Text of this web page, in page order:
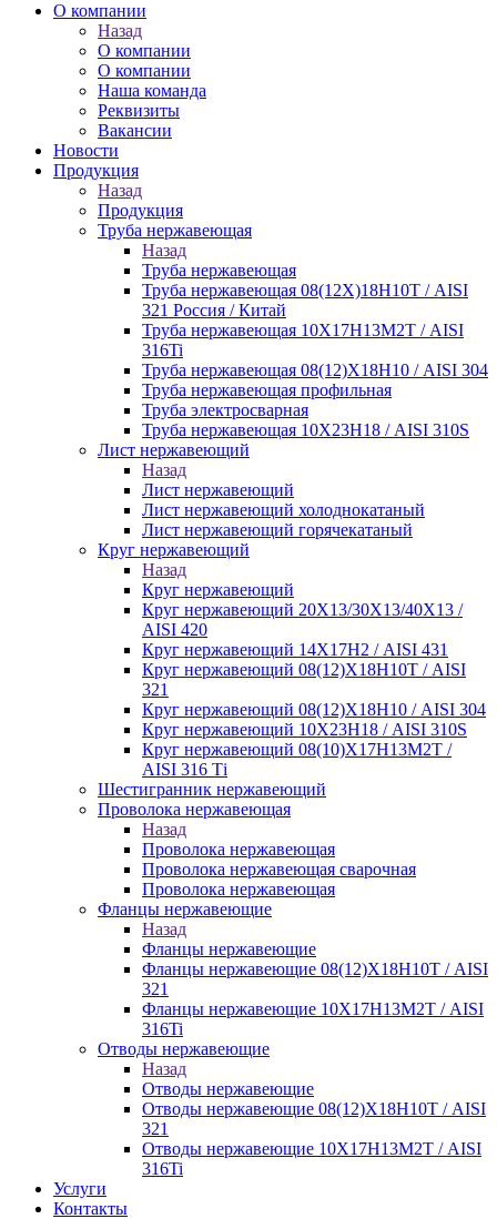
О компании
Назад
О компании
О компании
Наша команда
Реквизиты
Вакансии
Новости
Продукция
Назад
Продукция
Труба нержавеющая
Назад
Труба нержавеющая
Труба нержавеющая 08(12Х)18Н10Т / AISI
321 Россия / Китай
Труба нержавеющая 10Х17Н13М2Т / AISI
316Ti
Труба нержавеющая 08(12)Х18Н10 / AISI 304
Труба нержавеющая профильная
Труба электросварная
Труба нержавеющая 10Х23Н18 / AISI 310S
Лист нержавеющий
Назад
Лист нержавеющий
Лист нержавеющий холоднокатаный
Лист нержавеющий горячекатаный
Круг нержавеющий
Назад
Круг нержавеющий
Круг нержавеющий 20Х13/30Х13/40Х13 /
AISI 420
Круг нержавеющий 14Х17Н2 / AISI 431
Круг нержавеющий 08(12)Х18Н10Т / AISI
321
Круг нержавеющий 08(12)Х18Н10 / AISI 304
Круг нержавеющий 10Х23Н18 / AISI 310S
Круг нержавеющий 08(10)Х17Н13М2Т /
AISI 316 Тi
Шестигранник нержавеющий
Проволока нержавеющая
Назад
Проволока нержавеющая
Проволока нержавеющая сварочная
Проволока нержавеющая
Фланцы нержавеющие
Назад
Фланцы нержавеющие
Фланцы нержавеющие 08(12)Х18Н10Т / AISI
321
Фланцы нержавеющие 10Х17Н13М2Т / AISI
316Ti
Отводы нержавеющие
Назад
Отводы нержавеющие
Отводы нержавеющие 08(12)Х18Н10Т / AISI
321
Отводы нержавеющие 10Х17Н13М2Т / AISI
316Ti
Услуги
Контакты